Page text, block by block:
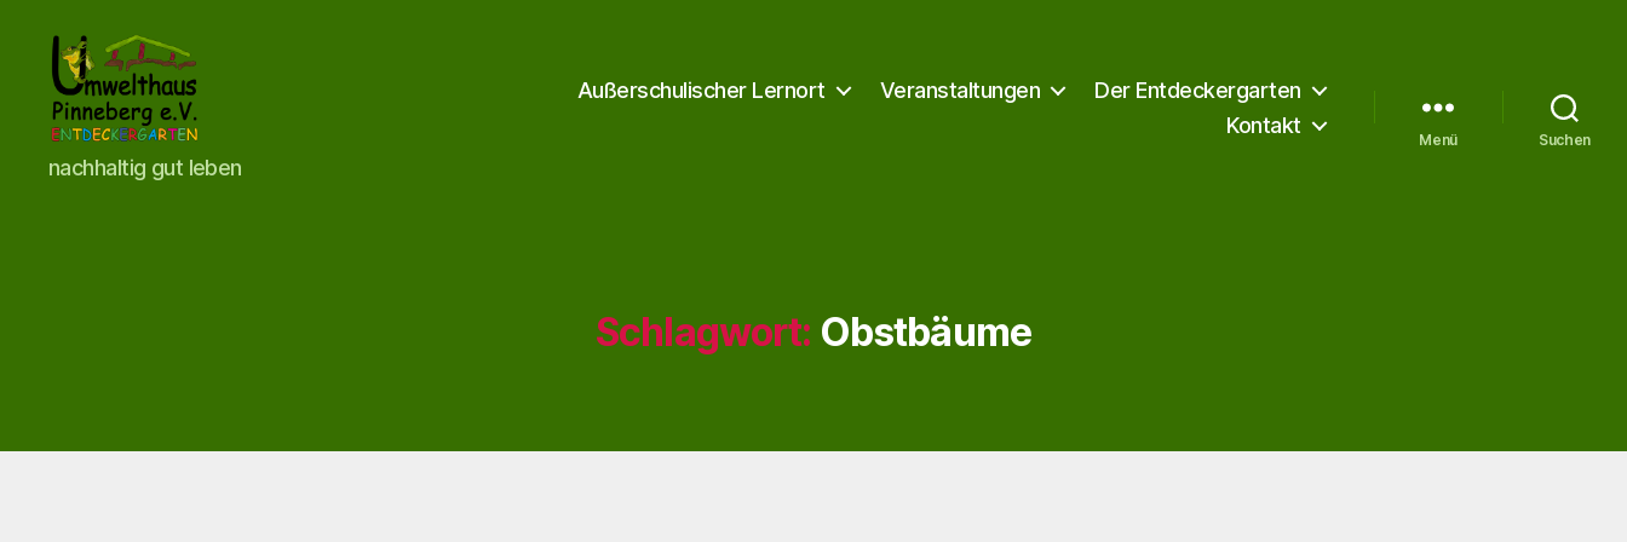
Umwelthaus
Pinneberg
nachhaltig gut leben
Außerschulischer Lernort Veranstaltungen
Der Entdeckergarten
Kontakt
Menü Suchen
Schlagwort: Obstbäume